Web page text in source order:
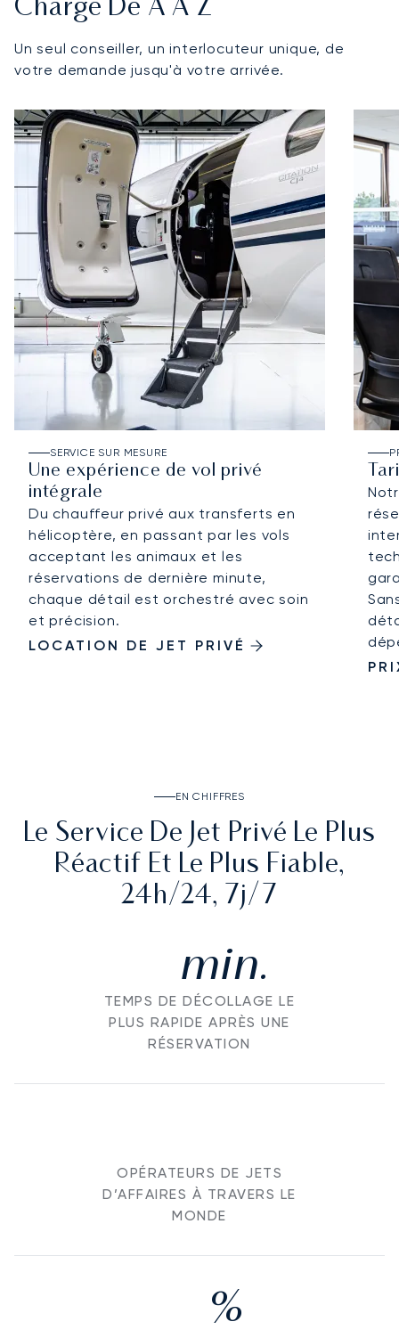
Charge De A À Z
Un seul conseiller, un interlocuteur unique, de
votre demande jusqu'à votre arrivée.
SERVICE SUR MESURE
Une expérience de vol privé
intégrale
Du chauffeur privé aux transferts en
hélicoptère, en passant par les vols
acceptant les animaux et les
réservations de dernière minute,
chaque détail est orchestré avec soin
et précision.
LOCATION DE JET PRIVÉ
EN CHIFFRES
Le Service De Jet Privé Le Plus
Réactif Et Le Plus Fiable,
24h/24, 7j/7
min.
TEMPS DE DÉCOLLAGE LE
PLUS RAPIDE APRÈS UNE
RÉSERVATION
OPÉRATEURS DE JETS
D’AFFAIRES À TRAVERS LE
MONDE
%